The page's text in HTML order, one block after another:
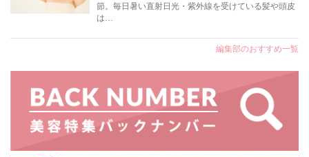
節。毎日暑い直射日光・紫外線を受けている髪や頭皮
は…
編集部のおすすめ一覧